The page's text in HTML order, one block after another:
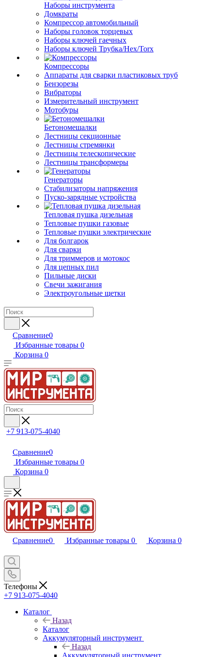
Наборы инструмента
Домкраты
Компрессор автомобильный
Наборы головок торцевых
Наборы ключей гаечных
Наборы ключей Трубка/Hex/Torx
Компрессоры
Аппараты для сварки пластиковых труб
Бензорезы
Вибраторы
Измерительный инструмент
Мотобуры
Бетономешалки
Лестницы секционные
Лестницы стремянки
Лестницы телескопические
Лестницы трансформеры
Генераторы
Стабилизаторы напряжения
Пуско-зарядные устройства
Тепловая пушка дизельная
Тепловые пушки газовые
Тепловые пушки электрические
Для болгарок
Для сварки
Для триммеров и мотокос
Для цепных пил
Пильные диски
Свечи зажигания
Электроугольные щетки
Сравнение0
Избранные товары 0
Корзина 0
+7 913-075-4040
Сравнение0
Избранные товары 0
Корзина 0
Сравнение0 Избранные товары 0 Корзина 0
Телефоны
+7 913-075-4040
Каталог
Назад
Каталог
Аккумуляторный инструмент
Назад
Аккумуляторный инструмент